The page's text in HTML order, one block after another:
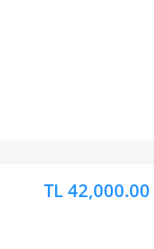
TL 42,000.00